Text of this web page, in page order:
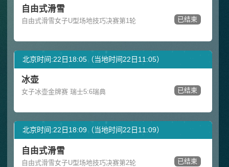
自由式滑雪
自由式滑雪女子U型场地技巧决赛第1轮 已结束
北京时间:22日18:05（当地时间22日11:05）
冰壶
女子冰壶金牌赛 瑞士5:6瑞典 已结束
北京时间:22日18:09（当地时间22日11:09）
自由式滑雪
自由式滑雪女子U型场地技巧决赛第2轮 已结束